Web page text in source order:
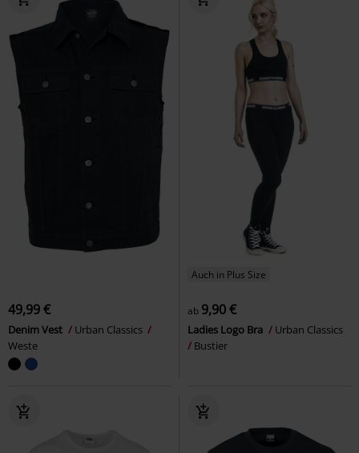
49,99 €
Denim Vest
Urban Classics
Weste
Auch in Plus Size
ab 9,90 €
Ladies Logo Bra
Urban Classics
Bustier